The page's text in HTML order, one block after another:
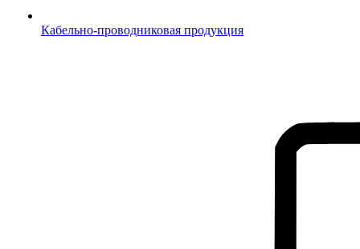
Кабельно-проводниковая продукция